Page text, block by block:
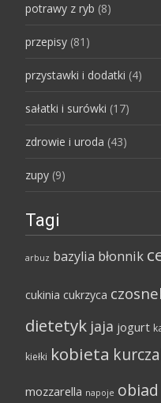
potrawy z ryb (8)
przepisy (81)
przystawki i dodatki (4)
sałatki i surówki (17)
zdrowie i uroda (43)
zupy (9)
Tagi
arbuz bazylia błonnik
cukinia cukrzyca
dietetyk jaja jogurt
kiełki kobieta
mozzarella napoje obiad